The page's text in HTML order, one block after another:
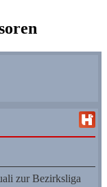
zur Bezirksliga